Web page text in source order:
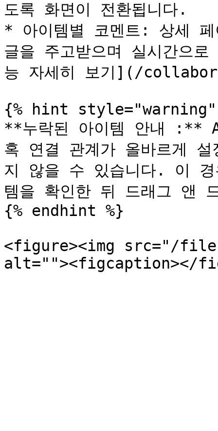
도록 화면이 전환됩니다.
* 아이템별 코멘트: 상세
글을 주고받으며 실시간으
능 자세히 보기](/
{% hint style="warning"
**누락된 아이템 안내 :**
혹 연결 관계가 올바르게
지 않을 수 있습니다. 이
템을 확인한 뒤 드래그 앤
{% endhint %}
<figure><img src="/files/